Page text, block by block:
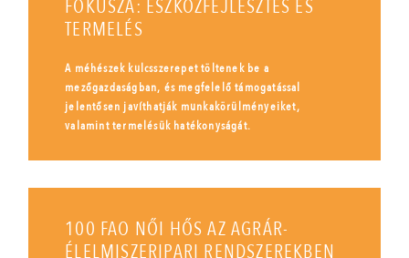
FÓKUSZA: ESZKÖZFEJLESZTÉS ÉS
TERMELÉS
A méhészek kulcsszerepet töltenek be a
mezőgazdaságban, és megfelelő támogatással
jelentősen javíthatják munkakörülményeiket,
valamint termelésük hatékonyságát.
100 FAO NŐI HŐS AZ AGRÁR-
ÉLELMISZERIPARI RENDSZEREKBEN